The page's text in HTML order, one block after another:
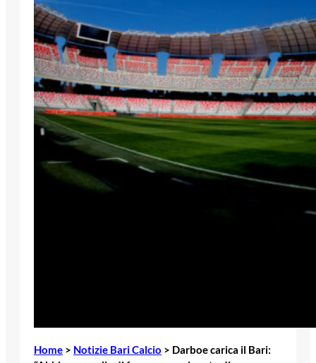
Home > Notizie Bari Calcio > Darboe carica il Bari: